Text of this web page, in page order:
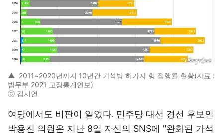
▲ 2011~2020년까지 10년간 가석방 허가자 형 집행률 현황(자료 :
법무부 2021 교정통계연보)
ⓒ 김시연
여당에서도 비판이 일었다. 민주당 대선 경선 후보인
박용진 의원은 지난 8일 자신의 SNS에 "완화된 가석